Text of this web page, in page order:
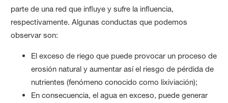
parte de una red que influye y sufre la influencia,
respectivamente. Algunas conductas que podemos
observar son:
El exceso de riego que puede provocar un proceso de
erosión natural y aumentar así el riesgo de pérdida de
nutrientes (fenómeno conocido como lixiviación);
En consecuencia, el agua en exceso, puede generar